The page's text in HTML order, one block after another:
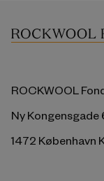
ROCKWOOL
Ny Kongensgade
1472 København